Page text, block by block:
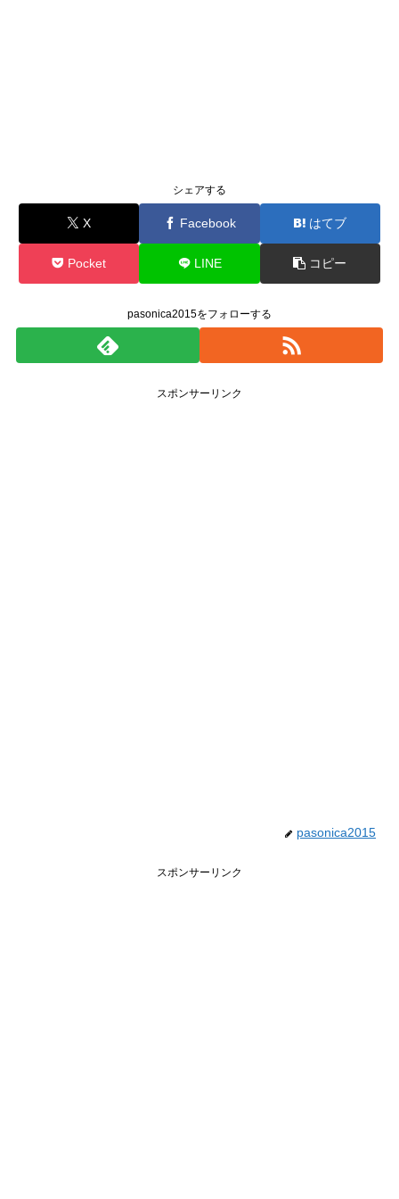
シェアする
X Facebook はてブ
Pocket LINE コピー
pasonica2015をフォローする
スポンサーリンク
pasonica2015
スポンサーリンク